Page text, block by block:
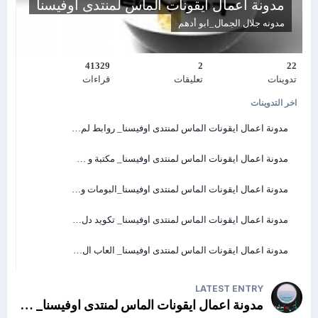
الشرح
يمكنكم التعليق سواء هنا في المدونة أو في اليوتيوب
وسيصلكم رابط الملف بإذن الله
مدونة اعمال ايقونات الماس لمنتدى اوفيسنا
مدونه جلال الجمال_ابو أدهم
22
تدوينات
2
تعليقات
41329
قراءات
اخر التدوينات
مدونة اعمال ايقونات الماس لمنتدى اوفيسنا_ روابط لم…
مدونة اعمال ايقونات الماس لمنتدى اوفيسنا_ مكتبة و …
مدونة اعمال ايقونات الماس لمنتدى اوفيسنا_البومات و…
مدونة اعمال ايقونات الماس لمنتدى اوفيسنا_ تكويد دل…
مدونة اعمال ايقونات الماس لمنتدى اوفيسنا_ العاب ال…
LATEST ENTRY
مدونة اعمال ايقونات الماس لمنتدى اوفيسنا_ روابط لمواقع رفع الملفات الكبيرة هدية لاعضاء منتدى اوفيسنا